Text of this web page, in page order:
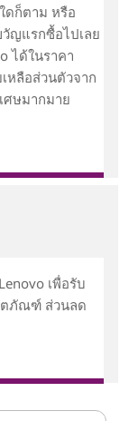
ดก็ตาม หรือ
ญแรกซื้อไปเลย
ได้ในราคา
หลือส่วนตัวจาก
ศษมากมาย
เพื่อรับ
ตภัณฑ์ ส่วนลด